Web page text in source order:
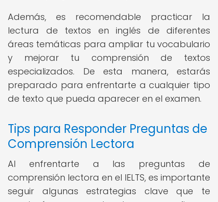
Además, es recomendable practicar la
lectura de textos en inglés de diferentes
áreas temáticas para ampliar tu vocabulario
y mejorar tu comprensión de textos
especializados. De esta manera, estarás
preparado para enfrentarte a cualquier tipo
de texto que pueda aparecer en el examen.
Tips para Responder Preguntas de
Comprensión Lectora
Al enfrentarte a las preguntas de
comprensión lectora en el IELTS, es importante
seguir algunas estrategias clave que te